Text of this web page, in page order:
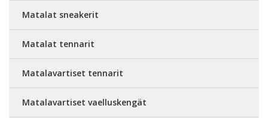
Matalat sneakerit
Matalat tennarit
Matalavartiset tennarit
Matalavartiset vaelluskengät